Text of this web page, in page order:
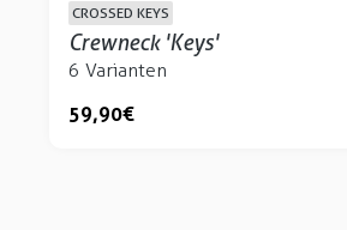
CROSSED KEYS
Crewneck 'Keys'
6 Varianten
59,90 €